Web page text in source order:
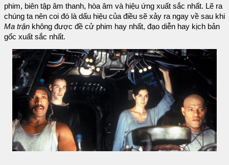
phim, biên tập âm thanh, hòa âm và hiệu ứng xuất sắc nhất. Lẽ ra
chúng ta nên coi đó là dấu hiệu của điều sẽ xảy ra ngay về sau khi
Ma trận không được đề cử phim hay nhất, đạo diễn hay kịch bản
gốc xuất sắc nhất.